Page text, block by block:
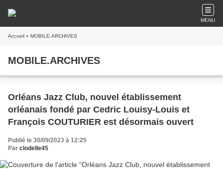
MENU
Accueil » MOBILE.ARCHIVES
MOBILE.ARCHIVES
Orléans Jazz Club, nouvel établissement
orléanais fondé par Cedric Louisy-Louis et
François COUTURIER est désormais ouvert
Publié le 30/09/2023 à 12:25
Par clodelle45